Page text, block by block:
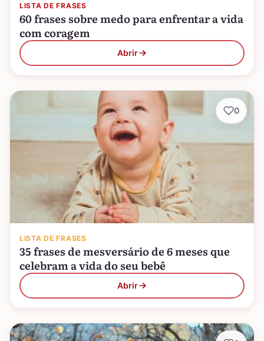
LISTA DE FRASES
60 frases sobre medo para enfrentar a vida
com coragem
Abrir
LISTA DE FRASES
35 frases de mesversário de 6 meses que
celebram a vida do seu bebê
Abrir
0